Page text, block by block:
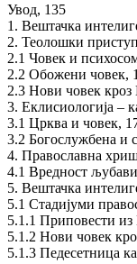
Увод, 135
1. Вештачка
2. Теолошки
2.1 Човек и
2.2 Обожени човек,
2.3 Нови човек
3. Еклисиологија –
3.1 Црква и човек,
3.2 Богослужбена и
4. Православна
4.1 Вредност
5. Вештачка
5.1 Стадијуми
5.1.1 Приповести
5.1.2 Нови човек
5.1.3 Педесетница